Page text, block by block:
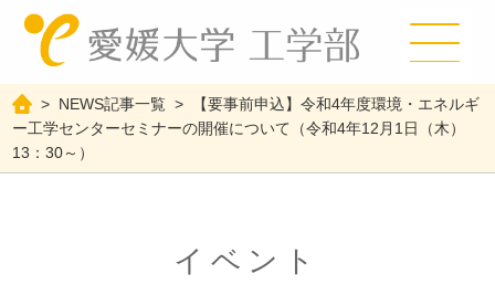
> NEWS記事一覧 >
【要事前申込】令和4年度環境・エネルギ
ー工学センターセミナーの開催について（令和4年12月1日（木）
13：30～）
イベント